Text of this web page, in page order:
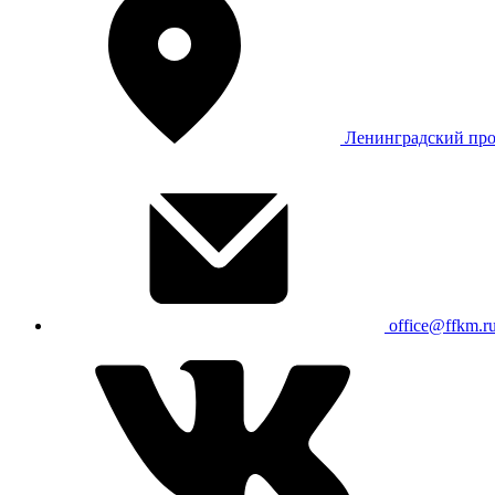
Ленинградский
office@ffkm.ru